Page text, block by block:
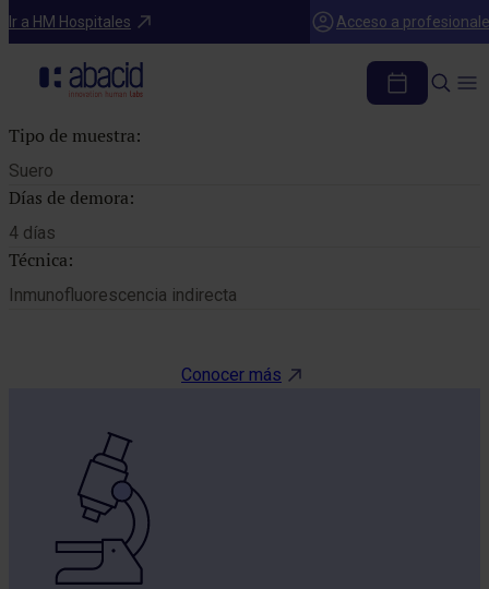
Ir a HM Hospitales Acceso a
Catálogo de pruebas
AC. ANTINUCLEARES (ANA)
Tipo de muestra:
Suero
Días de demora:
4 días
Técnica:
Inmunofluorescencia indirecta
Conocer más